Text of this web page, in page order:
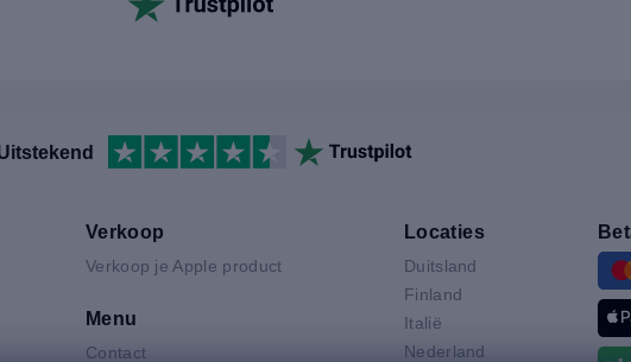
Verkoop
Verkoop je Apple product
Menu
Contact
Locaties
Duitsland
Finland
Italië
Nederland